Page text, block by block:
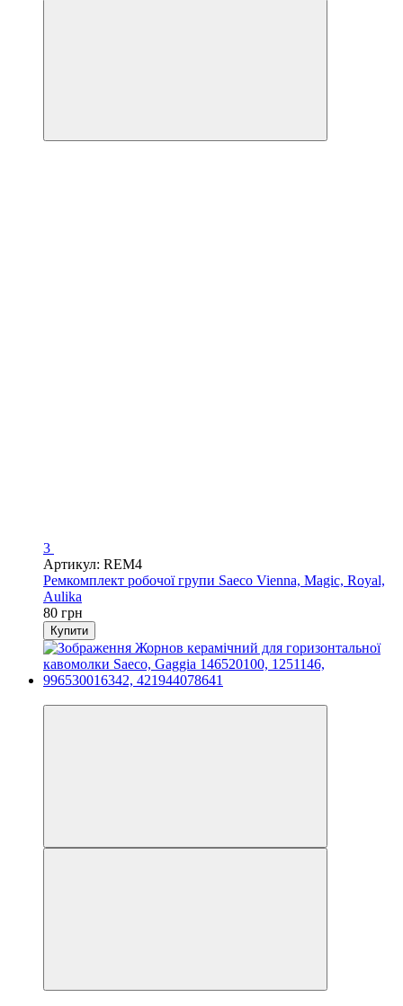
3
Артикул: REM4
Ремкомплект робочої групи Saeco Vienna, Magic, Royal,
Aulika
80 грн
Купити